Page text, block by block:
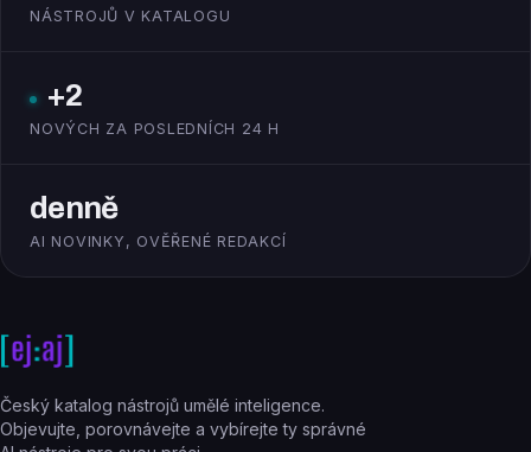
NÁSTROJŮ V KATALOGU
+2
NOVÝCH ZA POSLEDNÍCH 24 H
denně
AI NOVINKY, OVĚŘENÉ REDAKCÍ
Český katalog nástrojů umělé inteligence.
Objevujte, porovnávejte a vybírejte ty správné